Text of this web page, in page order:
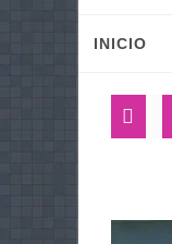
INICIO